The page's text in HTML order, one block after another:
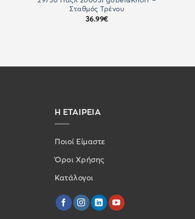
Σταθμός Τρένου
36.99€
Η ΕΤΑΙΡΕΙΑ
Ποιοί Είμαστε
Όροι Χρήσης
Κατάλογοι